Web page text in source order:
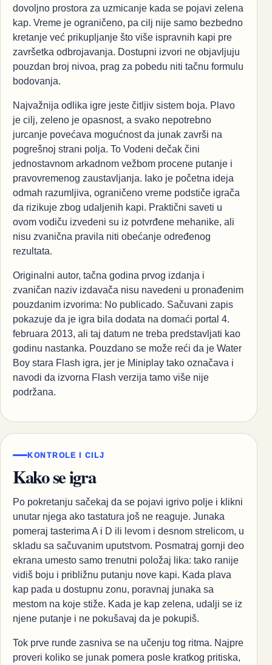
dovoljno prostora za uzmicanje kada se pojavi zelena
kap. Vreme je ograničeno, pa cilj nije samo bezbedno
kretanje već prikupljanje što više ispravnih kapi pre
završetka odbrojavanja. Dostupni izvori ne objavljuju
pouzdan broj nivoa, prag za pobedu niti tačnu formulu
bodovanja.
Najvažnija odlika igre jeste čitljiv sistem boja. Plavo
je cilj, zeleno je opasnost, a svako nepotrebno
jurcanje povećava mogućnost da junak završi na
pogrešnoj strani polja. To Vodeni dečak čini
jednostavnom arkadnom vežbom procene putanje i
pravovremenog zaustavljanja. Iako je početna ideja
odmah razumljiva, ograničeno vreme podstiče igrača
da rizikuje zbog udaljenih kapi. Praktični saveti u
ovom vodiču izvedeni su iz potvrđene mehanike, ali
nisu zvanična pravila niti obećanje određenog
rezultata.
Originalni autor, tačna godina prvog izdanja i
zvaničan naziv izdavača nisu navedeni u pronađenim
pouzdanim izvorima: No publicado. Sačuvani zapis
pokazuje da je igra bila dodata na domaći portal 4.
februara 2013, ali taj datum ne treba predstavljati kao
godinu nastanka. Pouzdano se može reći da je Water
Boy stara Flash igra, jer je Miniplay tako označava i
navodi da izvorna Flash verzija tamo više nije
podržana.
KONTROLE I CILJ
Kako se igra
Po pokretanju sačekaj da se pojavi igrivo polje i klikni
unutar njega ako tastatura još ne reaguje. Junaka
pomeraj tasterima A i D ili levom i desnom strelicom, u
skladu sa sačuvanim uputstvom. Posmatraj gornji deo
ekrana umesto samo trenutni položaj lika: tako ranije
vidiš boju i približnu putanju nove kapi. Kada plava
kap pada u dostupnu zonu, poravnaj junaka sa
mestom na koje stiže. Kada je kap zelena, udalji se iz
njene putanje i ne pokušavaj da je pokupiš.
Tok prve runde zasniva se na učenju tog ritma. Najpre
proveri koliko se junak pomera posle kratkog pritiska,